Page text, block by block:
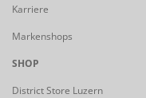
Karriere
Markenshops
SHOP
District Store Luzern